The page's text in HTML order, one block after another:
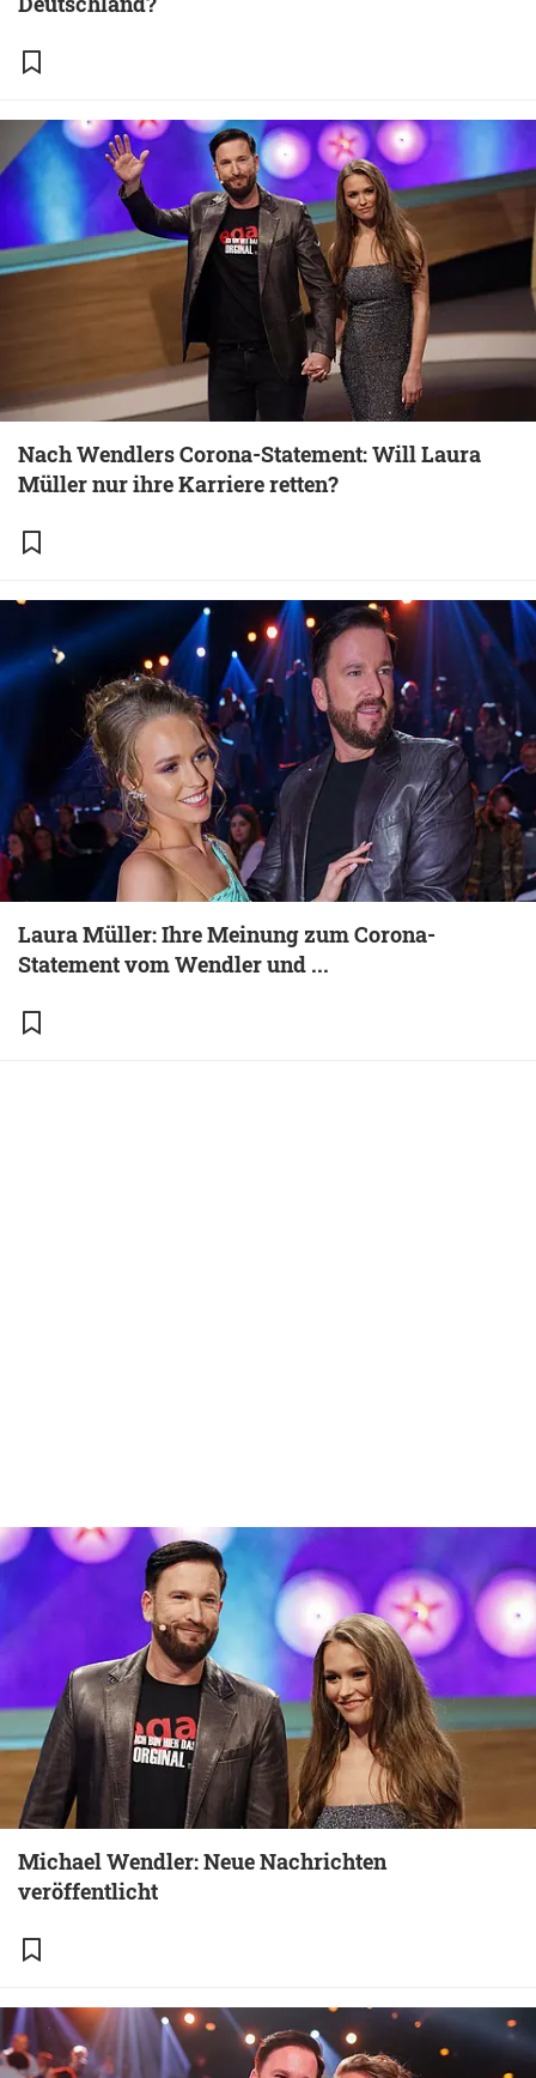
Nach Wendlers Corona-Statement: Will Laura
Müller nur ihre Karriere retten?
Laura Müller: Ihre Meinung zum Corona-
Statement vom Wendler und ...
Michael Wendler: Neue Nachrichten
veröffentlicht